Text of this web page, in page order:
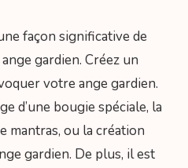
façon significative de
gardien. Créez un
votre ange gardien.
d’une bougie spéciale, la
mantras, ou la création
gardien. De plus, il est